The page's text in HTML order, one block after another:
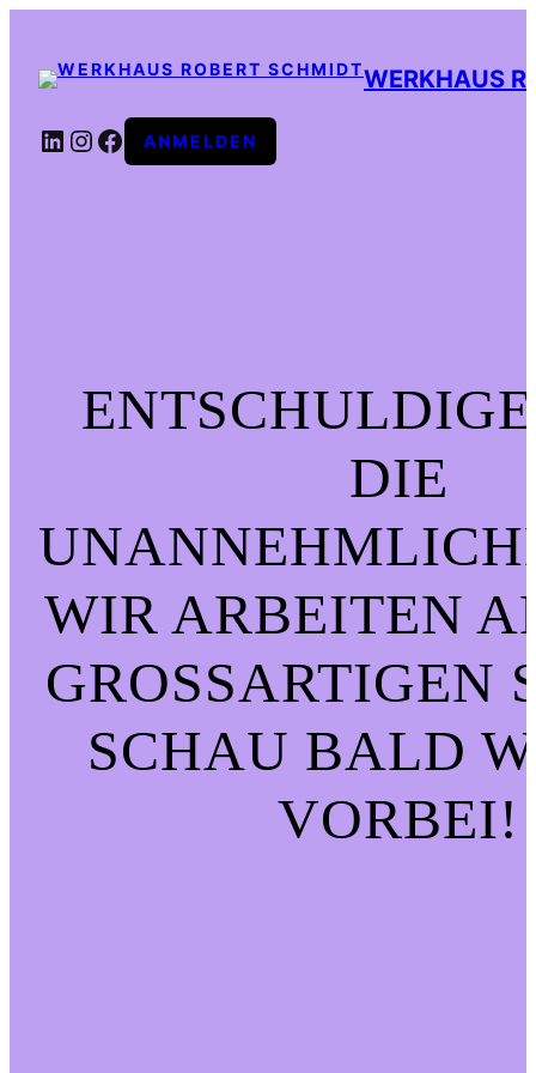
WERKHAUS
LINKEDIN
INSTAGRAM
FACEBOOK
ANMELDEN
DIE
WIR ARBEITEN
GROSSARTIGEN
CHAU BALD
ORBEI!